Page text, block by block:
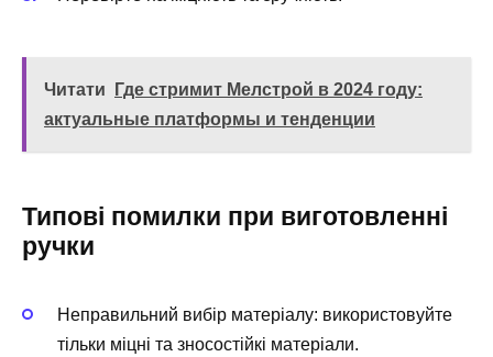
Читати
Где стримит Мелстрой в 2024 году:
актуальные платформы и тенденции
Типові помилки при виготовленні
ручки
Неправильний вибір матеріалу: використовуйте
тільки міцні та зносостійкі матеріали.